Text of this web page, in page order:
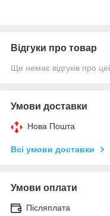
Відгуки про товар
Ще немає відгуків про
Умови доставки
Нова Пошта
Всі умови доставки
Умови оплати
Післяплата